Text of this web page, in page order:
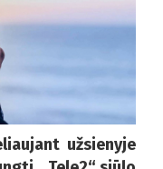
užsienyje